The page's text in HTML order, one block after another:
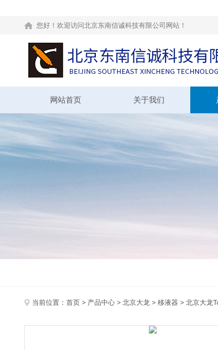
您好！欢迎访问北京东南信诚科技有限公司网站！
网站首页 关于我们
当前位置： 首页 > 产品中心 > 北京大龙 > 移液器 > 北京大龙